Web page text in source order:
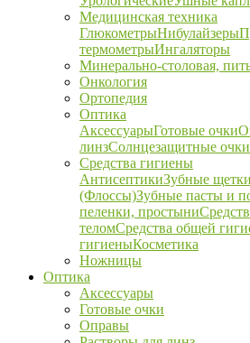
Медицинская техника
ГлюкометрыНибулайзеры
термометрыИнгаляторы
Минерально-столовая,
Онкология
Ортопедия
Оптика
АксессуарыГотовые очки
линзСолнцезащитные очки
Средства гигиены
АнтисептикиЗубные щетки
(Флоссы)Зубные пасты и
пеленки, простыни
теломСредства общей
гигиеныКосметика
Ножницы
Оптика
Аксессуары
Готовые очки
Оправы